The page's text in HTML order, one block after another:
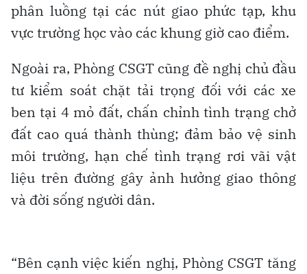
phân luồng tại các nút giao phức tạp, khu
vực trường học vào các khung giờ cao điểm.
Ngoài ra, Phòng CSGT cũng đề nghị chủ đầu
tư kiểm soát chặt tải trọng đối với các xe
ben tại 4 mỏ đất, chấn chỉnh tình trạng chở
đất cao quá thành thùng; đảm bảo vệ sinh
môi trường, hạn chế tình trạng rơi vãi vật
liệu trên đường gây ảnh hưởng giao thông
và đời sống người dân.
“Bên cạnh việc kiến nghị, Phòng CSGT tăng